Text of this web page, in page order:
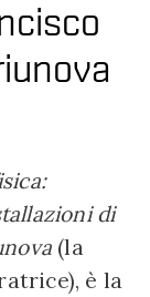
di
(la
è la